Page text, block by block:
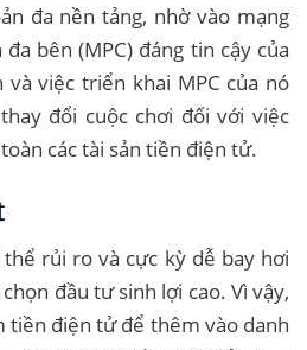
đa nền tảng, nhờ vào mạng
bên (MPC) đáng tin cậy của
việc triển khai MPC của nó
đổi cuộc chơi đối với việc
các tài sản tiền điện tử.
rủi ro và cực kỳ dễ bay hơi
đầu tư sinh lợi cao. Vì vậy,
tiền điện tử để thêm vào danh